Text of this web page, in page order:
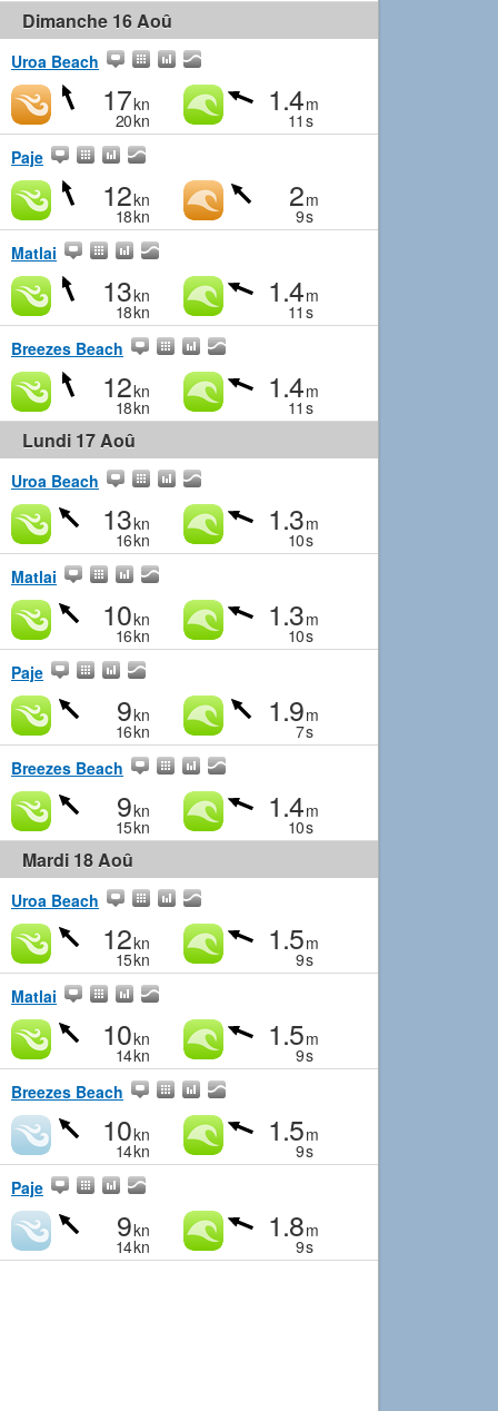
Dimanche 16 Aoû
Uroa Beach
17kn
20kn
1.4m
11 s
Paje
12kn
18kn
2m
9s
Matlai
13kn
18kn
1.4m
11 s
Breezes Beach
12kn
18kn
1.4m
11 s
Lundi 17 Aoû
Uroa Beach
13kn
16kn
1.3m
10s
Matlai
10kn
16kn
1.3m
10s
Paje
9kn
16kn
1.9m
7s
Breezes Beach
9kn
15kn
1.4m
10s
Mardi 18 Aoû
Uroa Beach
12kn
15kn
1.5m
9s
Matlai
10kn
14kn
1.5m
9s
Breezes Beach
10kn
14kn
1.5m
9s
Paje
9kn
14kn
1.8m
9s